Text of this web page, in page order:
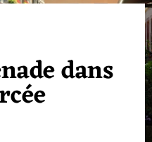
dans